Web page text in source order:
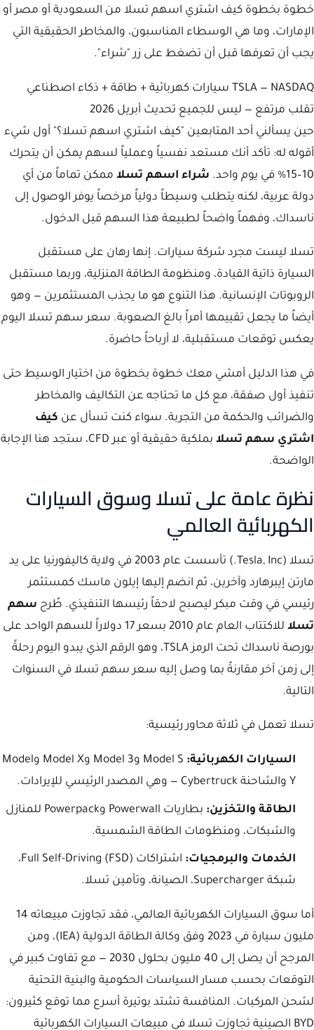
خطوة بخطوة كيف اشتري اسهم تسلا من السعودية أو مصر أو
الإمارات، وما هي الوسطاء المناسبون، والمخاطر الحقيقية التي
يجب أن تعرفها قبل أن تضغط على زر "شراء".
TSLA — NASDAQ سيارات كهربائية + طاقة + ذكاء اصطناعي
تقلب مرتفع — ليس للجميع تحديث أبريل 2026
حين يسألني أحد المتابعين "كيف اشتري اسهم تسلا؟" أول شيء
أقوله له: تأكد أنك مستعد نفسياً وعملياً لسهم يمكن أن يتحرك
10–15% في يوم واحد.
شراء اسهم تسلا ممكن تماماً من أي
دولة عربية، لكنه يتطلب وسيطاً دولياً مرخصاً يوفر الوصول إلى
ناسداك، وفهماً واضحاً لطبيعة هذا السهم قبل الدخول.
تسلا ليست مجرد شركة سيارات. إنها رهان على مستقبل
السيارة ذاتية القيادة، ومنظومة الطاقة المنزلية، وربما مستقبل
الروبوتات الإنسانية. هذا التنوع هو ما يجذب المستثمرين — وهو
أيضاً ما يجعل تقييمها أمراً بالغ الصعوبة. سعر سهم تسلا اليوم
يعكس توقعات مستقبلية، لا أرباحاً حاضرة.
في هذا الدليل أمشي معك خطوة بخطوة من اختيار الوسيط حتى
تنفيذ أول صفقة، مع كل ما تحتاجه عن التكاليف والمخاطر
والضرائب والحكمة من التجربة. سواء كنت تسأل عن كيف
اشتري سهم تسلا
بملكية حقيقية أو عبر CFD، ستجد هنا الإجابة
الواضحة.
نظرة عامة على تسلا وسوق السيارات
الكهربائية العالمي
تسلا (Tesla, Inc.) تأسست عام 2003 في ولاية كاليفورنيا على يد
مارتن إيبرهارد وآخرين، ثم انضم إليها إيلون ماسك كمستثمر
رئيسي في وقت مبكر ليصبح لاحقاً رئيسها التنفيذي. طُرح سهم
تسلا
للاكتتاب العام عام 2010 بسعر 17 دولاراً للسهم الواحد على
بورصة ناسداك تحت الرمز TSLA، وهو الرقم الذي يبدو اليوم رحلةً
إلى زمن آخر مقارنةً بما وصل إليه سعر سهم تسلا في السنوات
التالية.
تسلا تعمل في ثلاثة محاور رئيسية:
السيارات الكهربائية:
Model S وModel 3 وModel X وModel
Y والشاحنة Cybertruck — وهي المصدر الرئيسي للإيرادات.
الطاقة والتخزين:
بطاريات Powerwall وPowerpack للمنازل
والشبكات، ومنظومات الطاقة الشمسية.
الخدمات والبرمجيات:
اشتراكات Full Self-Driving (FSD)،
شبكة Supercharger، الصيانة، وتأمين تسلا.
أما سوق السيارات الكهربائية العالمي، فقد تجاوزت مبيعاته 14
مليون سيارة في 2023 وفق وكالة الطاقة الدولية (IEA)، ومن
المرجح أن يصل إلى 40 مليون بحلول 2030 — مع تفاوت كبير في
التوقعات بحسب مسار السياسات الحكومية والبنية التحتية
لشحن المركبات. المنافسة تشتد بوتيرة أسرع مما توقع كثيرون:
BYD الصينية تجاوزت تسلا في مبيعات السيارات الكهربائية